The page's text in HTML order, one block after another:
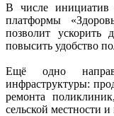
В числе инициатив
платформы
позволит
повысить удобство
Ещё одно
инфраструктуры:
ремонта
сельской местности